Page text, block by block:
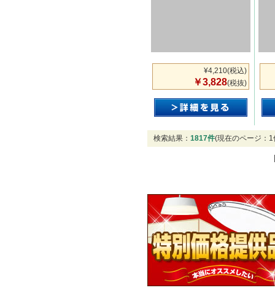
¥4,210(税込)
￥3,828(税抜)
検索結果： 1817件(現在のページ：